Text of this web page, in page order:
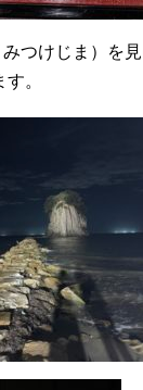
つけじま）を
。